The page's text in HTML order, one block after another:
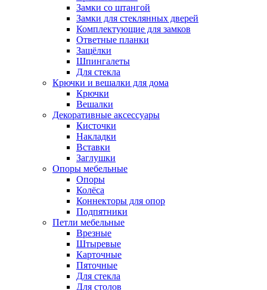
Замки со штангой
Замки для стеклянных дверей
Комплектующие для замков
Ответные планки
Защёлки
Шпингалеты
Для стекла
Крючки и вешалки для дома
Крючки
Вешалки
Декоративные аксессуары
Кисточки
Накладки
Вставки
Заглушки
Опоры мебельные
Опоры
Колёса
Коннекторы для опор
Подпятники
Петли мебельные
Врезные
Штыревые
Карточные
Пяточные
Для стекла
Для столов